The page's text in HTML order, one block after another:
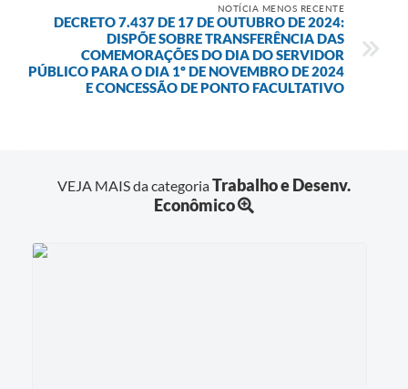
NOTÍCIA MENOS RECENTE
DECRETO 7.437 DE 17 DE OUTUBRO DE 2024:
DISPÕE SOBRE TRANSFERÊNCIA DAS
COMEMORAÇÕES DO DIA DO SERVIDOR
PÚBLICO PARA O DIA 1º DE NOVEMBRO DE 2024
E CONCESSÃO DE PONTO FACULTATIVO
VEJA MAIS da categoriaTrabalho e Desenv.
Econômico